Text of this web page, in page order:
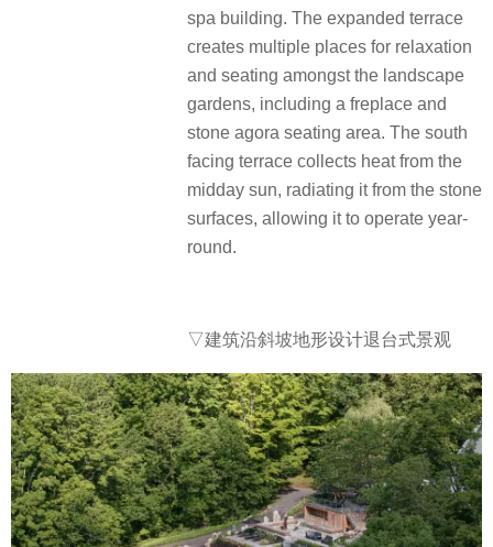
spa building. The expanded terrace
creates multiple places for relaxation
and seating amongst the landscape
gardens, including a freplace and
stone agora seating area. The south
facing terrace collects heat from the
midday sun, radiating it from the stone
surfaces, allowing it to operate year-
round.
▽建筑沿斜坡地形设计退台式景观